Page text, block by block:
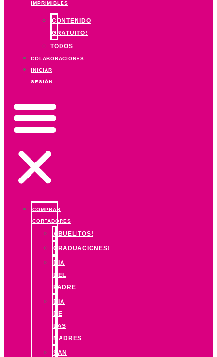
IMPRIMIBLES
CONTENIDO
GRATUITO!
TODOS
COLABORACIONES
INICIAR
SESIÓN
COMPRAR
CORTADORES
ABUELITOS!
GRADUACIONES!
DIA
DEL
PADRE!
DIA
DE
LAS
MADRES
SAN